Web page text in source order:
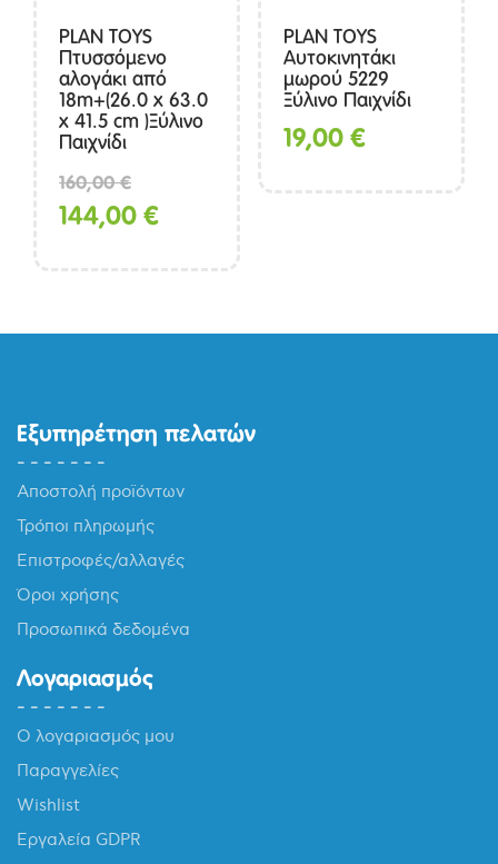
PLAN TOYS
Πτυσσόμενο
αλογάκι από
18m+(26.0 x 63.0
x 41.5 cm )Ξύλινο
Παιχνίδι
160,00€
price
144,00€
PLAN TOYS
Αυτοκινητάκι
μωρού 5229
Ξύλινο Παιχνίδι
19,00€
Εξυπηρέτηση πελατών
Αποστολή προϊόντων
Τρόποι πληρωμής
Επιστροφές/αλλαγές
Όροι χρήσης
Προσωπικά δεδομένα
Λογαριασμός
Ο λογαριασμός μου
Παραγγελίες
Wishlist
Εργαλεία GDPR